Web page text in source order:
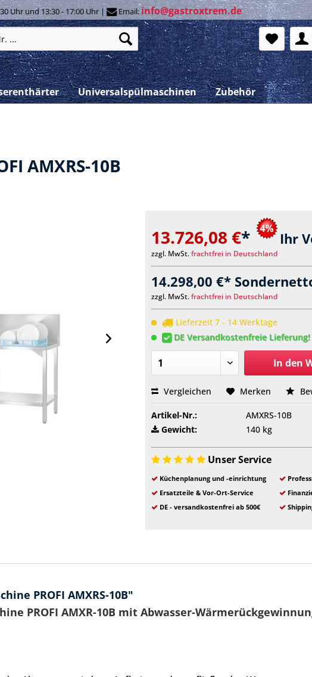
Uhr und 13:30 - 17:00 Uhr | Email:info@gastroxtrem.de
Universalspülmaschinen Zubehör
AMXRS-10B
13.726,08 €* Ihr
zzgl. MwSt.frachtfrei in Deutschland
14.298,00 €*
zzgl. MwSt.frachtfrei in Deutschland
Lieferzeit 7 - 14 Werktage
DE Versandkostenfreie Lieferung!
In den
Vergleichen Merken
Artikel-Nr.:
AMXRS-10B
Gewicht:
140 kg
Unser Service
Küchenplanung und -einrichtung
Ersatzteile & Vor-Ort-Service
DE - versandkostenfrei ab 500€
PROFI AMXRS-10B"
PROFI AMXR-10B mit Abwasser-